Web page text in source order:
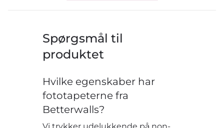
Spørgsmål til
produktet
Hvilke egenskaber har
fototapeterne fra
Betterwalls?